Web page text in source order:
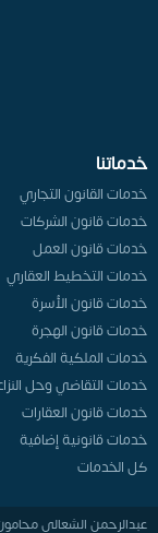
خدماتنا
خدمات القانون التجاري
خدمات قانون الشركات
خدمات قانون العمل
خدمات التخطيط العقاري
خدمات قانون الأسرة
خدمات قانون الهجرة
خدمات الملكية الفكرية
خدمات التقاضي وحل
خدمات قانون العقارات
خدمات قانونية إضافية
كل الخدمات
عبدالرحمن الشعالي